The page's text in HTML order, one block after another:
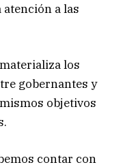
a las
los
gobernantes y
objetivos
contar con